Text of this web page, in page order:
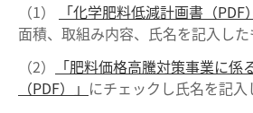
（1） 「化学肥料低減計画書（PDF
面積、取組み内容、氏名を記入した
（2）
「肥料価格高騰対策事業に係
（PDF）」 にチェックし氏名を記入